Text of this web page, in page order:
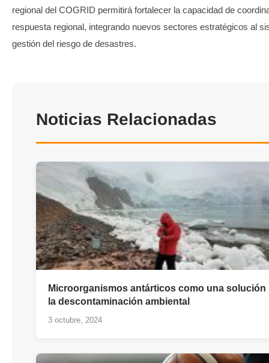
regional del COGRID permitirá fortalecer la capacidad de
respuesta regional, integrando nuevos sectores estratégicos al
gestión del riesgo de desastres.
Noticias Relacionadas
Microorganismos antárticos como una solución
la descontaminación ambiental
3 octubre, 2024